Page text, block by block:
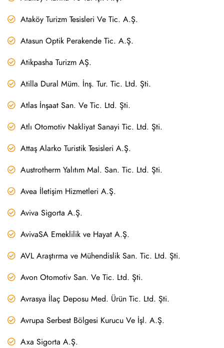
Ataköy Turizm Tesisleri Ve Tic. A.Ş.
Atasun Optik Perakende Tic. A.Ş.
Atikpasha Turizm AŞ.
Atilla Dural Müm. İnş. Tur. Tic. Ltd. Şti.
Atlas İnşaat San. Ve Tic. Ltd. Şti.
Atlı Otomotiv Nakliyat Sanayi Tic. Ltd. Şti.
Attaş Alarko Turistik Tesisleri A.Ş.
Austrotherm Yalıtım Mal. San. Tic. Ltd. Şti.
Avea İletişim Hizmetleri A.Ş.
Aviva Sigorta A.Ş.
AvivaSA Emeklilik ve Hayat A.Ş.
AVL Araştırma ve Mühendislik San. Tic. Ltd. Şti.
Avon Otomotiv San. Ve Tic. Ltd. Şti.
Avrasya İlaç Deposu Med. Ürün Tic. Ltd. Şti.
Avrupa Serbest Bölgesi Kurucu Ve İşl. A.Ş.
Axa Sigorta A.Ş.